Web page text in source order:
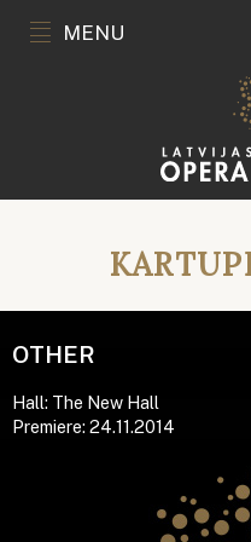
MENU
OTHER
Hall: The New Hall
Premiere: 24.11.2014